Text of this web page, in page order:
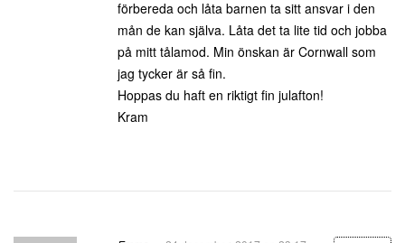
förbereda och låta barnen ta sitt ansvar i den
mån de kan själva. Låta det ta lite tid och jobba
på mitt tålamod. Min önskan är Cornwall som
jag tycker är så fin.
Hoppas du haft en riktigt fin julafton!
Kram